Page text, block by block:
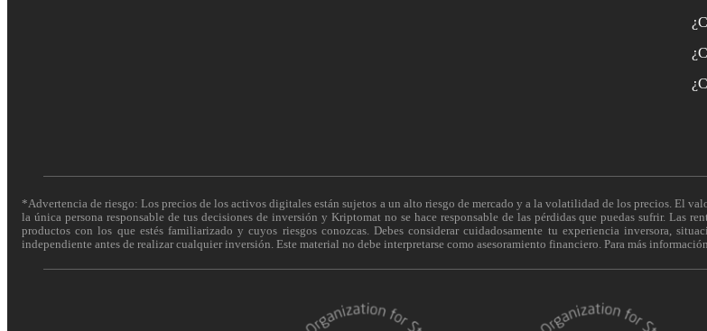
*Advertencia de riesgo: Los precios de los activos digitales están sujetos a un alto riesgo de mercado y a la volatilidad de los precios. El
la única persona responsable de tus decisiones de inversión y Kriptomat no se hace responsable de las pérdidas que puedas sufrir. Las
productos con los que estés familiarizado y cuyos riesgos conozcas. Debes considerar cuidadosamente tu experiencia inversora,
independiente antes de realizar cualquier inversión. Este material no debe interpretarse como asesoramiento financiero. Para más